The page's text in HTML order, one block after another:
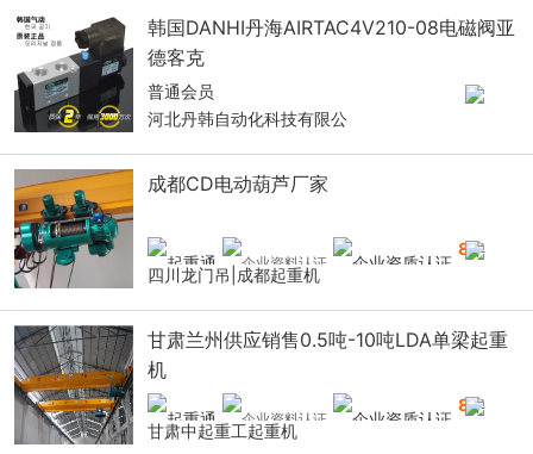
韩国DANHI丹海AIRTAC4V210-08电磁阀亚
德客克
普通会员
河北丹韩自动化科技有限公
成都CD电动葫芦厂家
8年
四川龙门吊|成都起重机
甘肃兰州供应销售0.5吨-10吨LDA单梁起重
机
8年
甘肃中起重工起重机